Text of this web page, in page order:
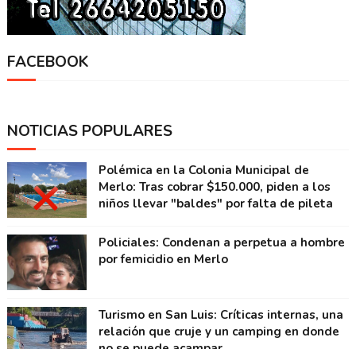
FACEBOOK
NOTICIAS POPULARES
Polémica en la Colonia Municipal de
Merlo: Tras cobrar $150.000, piden a los
niños llevar "baldes" por falta de pileta
Policiales: Condenan a perpetua a hombre
por femicidio en Merlo
Turismo en San Luis: Críticas internas, una
relación que cruje y un camping en donde